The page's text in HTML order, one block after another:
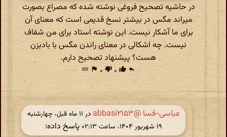
در حاشیه تصحیح فروغی نوشته شده که مصراع بصورت
میراند مگس در بیشتر نسخ قدیمی است که معنای آن
برای ما آشکار نیست. این نوشته استاد برای من شفاف
نیست. چه اشکالی در معنای راندن مگس با بادبزن
هست؟ پیشنهاد تصحیح دارم.
reply
thumb_up ۰ thumb_down ۰ flag
link
عباسی-فسا @abbasi۲۱۵۳
در ‫۱۱ ماه قبل، چهارشنبه
۱۹ شهریور ۱۴۰۴، ساعت ۰۲:۱۳
پاسخ داده: